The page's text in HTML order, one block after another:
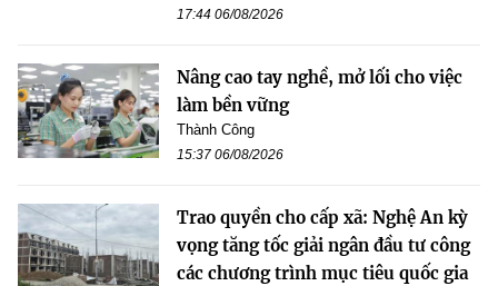
17:44 06/08/2026
Nâng cao tay nghề, mở lối cho việc
làm bền vững
Thành Công
15:37 06/08/2026
Trao quyền cho cấp xã: Nghệ An kỳ
vọng tăng tốc giải ngân đầu tư công
các chương trình mục tiêu quốc gia